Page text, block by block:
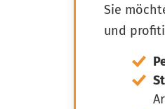
Sie
und